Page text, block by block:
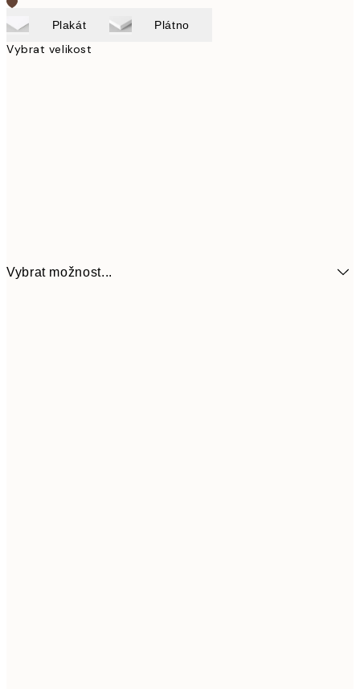
Plakát Plátno
Vybrat velikost
Vybrat možnost...